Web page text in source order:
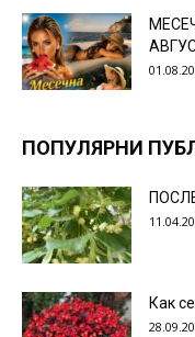
ПОПУЛЯРНИ
Как